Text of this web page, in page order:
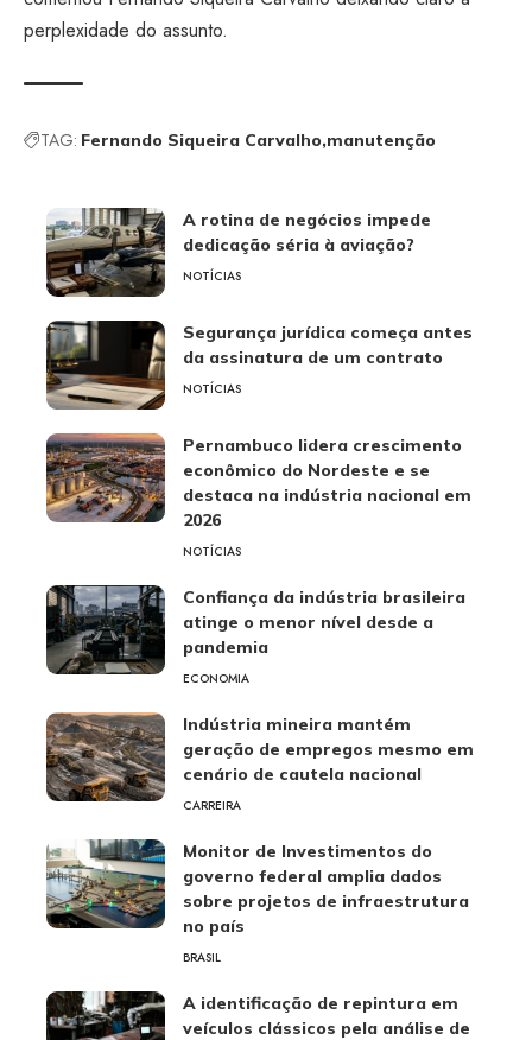
perplexidade do assunto.
TAG: Fernando Siqueira Carvalho manutenção
A rotina de negócios impede
dedicação séria à aviação?
NOTÍCIAS
Segurança jurídica começa antes
da assinatura de um contrato
NOTÍCIAS
Pernambuco lidera crescimento
econômico do Nordeste e se
destaca na indústria nacional em
2026
NOTÍCIAS
Confiança da indústria brasileira
atinge o menor nível desde a
pandemia
ECONOMIA
Indústria mineira mantém
geração de empregos mesmo em
cenário de cautela nacional
CARREIRA
Monitor de Investimentos do
governo federal amplia dados
sobre projetos de infraestrutura
no país
BRASIL
A identificação de repintura em
veículos clássicos pela análise de